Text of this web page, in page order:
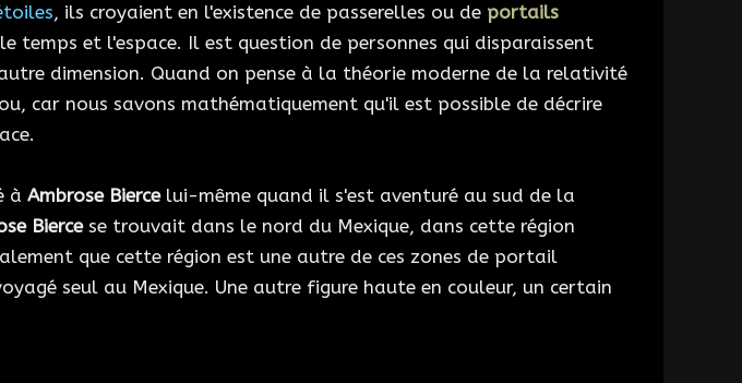
, ils croyaient en l'existence de passerelles ou de portails
temps et l'espace. Il est question de personnes qui disparaissent
dimension. Quand on pense à la théorie moderne de la relativité
car nous savons mathématiquement qu'il est possible de décrire
à Ambrose Biercelui-même quand il s'est aventuré au sud de la
Biercese trouvait dans le nord du Mexique, dans cette région
que cette région est une autre de ces zones de portail
seul au Mexique. Une autre figure haute en couleur, un certain